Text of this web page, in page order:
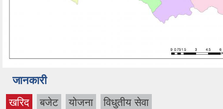
जानकारी
खरिद बजेट योजना विधुतीय सेवा